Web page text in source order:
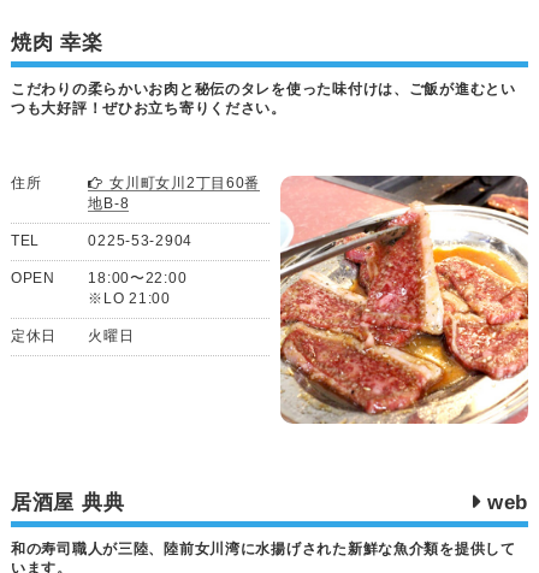
焼肉 幸楽
こだわりの柔らかいお肉と秘伝のタレを使った味付けは、ご飯が進むとい
つも大好評！ぜひお立ち寄りください。
住所
女川町女川2丁目60番
地B-8
TEL 0225-53-2904
OPEN
18:00〜22:00
※LO 21:00
定休日 火曜日
居酒屋 典典 web
和の寿司職人が三陸、陸前女川湾に水揚げされた新鮮な魚介類を提供して
います。